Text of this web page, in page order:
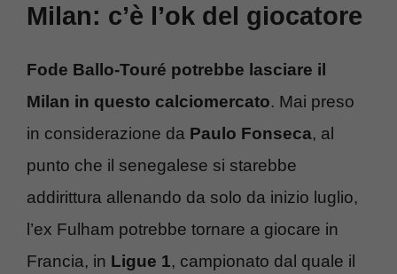
Milan: c’è l’ok del giocatore
Fode Ballo-Touré potrebbe lasciare il
Milan in questo calciomercato. Mai preso
in considerazione da Paulo Fonseca, al
punto che il senegalese si starebbe
addirittura allenando da solo da inizio luglio,
l’ex Fulham potrebbe tornare a giocare in
Francia, in Ligue 1, campionato dal quale il